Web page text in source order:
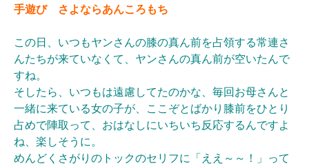
手遊び さよならあんころもち
この日、いつもヤンさんの膝の真ん前を占領する常連さ
んたちが来ていなくて、ヤンさんの真ん前が空いたんで
すね。
そしたら、いつもは遠慮してたのかな、毎回お母さんと
一緒に来ている女の子が、ここぞとばかり膝前をひとり
占めで陣取って、おはなしにいちいち反応するんですよ
ね、楽しそうに。
めんどくさがりのトックのセリフに「ええ～～！」って